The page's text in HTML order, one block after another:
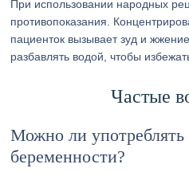
При использовании народных
противопоказания.
пациенток вызывает зуд и
разбавлять водой, чтобы
Частые
Можно ли употреблять
беременности?